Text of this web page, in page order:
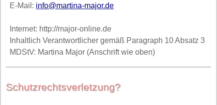
E-Mail: info@martina-major.de
Internet: http://major-online.de
Inhaltlich Verantwortlicher gemäß Paragraph 10 Absatz 3
MDStV: Martina Major (Anschrift wie oben)
Schutzrechtsverletzung?